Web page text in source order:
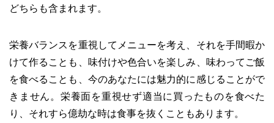
どちらも含まれます。
栄養バランスを重視してメニューを考え、それを手間暇か
けて作ることも、味付けや色合いを楽しみ、味わってご飯
を食べることも、今のあなたには魅力的に感じることがで
きません。栄養面を重視せず適当に買ったものを食べた
り、それすら億劫な時は食事を抜くこともあります。